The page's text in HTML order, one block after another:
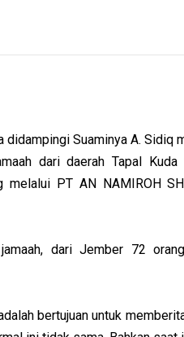
Suaminya A. Sidiq
dari daerah Tapal Kuda
melalui PT AN NAMIROH
dari Jember 72
bertujuan untuk